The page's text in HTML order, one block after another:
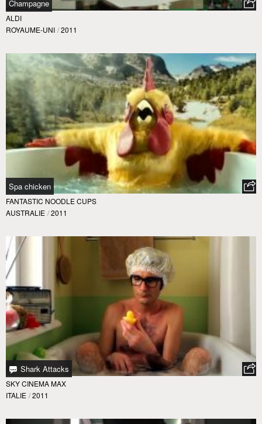
Champagne
ALDI
ROYAUME-UNI / 2011
Spa chicken
FANTASTIC NOODLE CUPS
AUSTRALIE / 2011
Shark Attacks
SKY CINEMA MAX
ITALIE / 2011